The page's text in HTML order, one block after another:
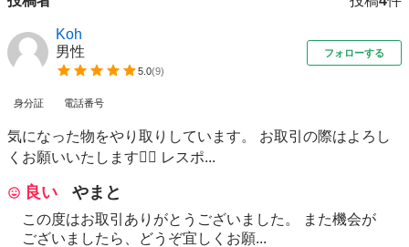
Koh
男性
5.0(9)
フォローする
身分証 電話番号
気になった物をやり取りしています。 お取引の際はよろし
くお願いいたします🙇‍♂️ レスポ...
良い やまと
この度はお取引ありがとうございました。 また機会が
ございましたら、どうぞ宜しくお願...